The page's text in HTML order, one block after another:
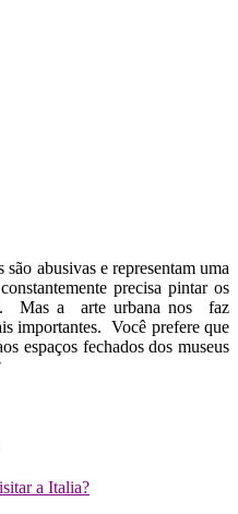
abusivas e representam uma
precisa pintar os
Mas a arte urbana nos faz
importantes. Você prefere que
espaços fechados dos museus
a Italia?